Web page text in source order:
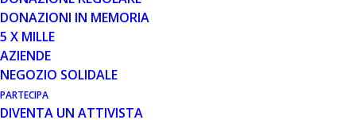
DONAZIONI IN MEMORIA
5 X MILLE
AZIENDE
NEGOZIO SOLIDALE
PARTECIPA
DIVENTA UN ATTIVISTA
VI RACCONTIAMO LA
CONFERENZA PPMD 2026
Il 25, 26 e 27 giugno scorsi, una piccola delegazione di
Parent Project – composta dal fondatore e consigliere
Filippo Buccella, Ilaria Zito…